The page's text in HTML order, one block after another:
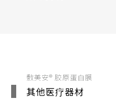
敷美安® 胶原蛋白膜
其他医疗器材